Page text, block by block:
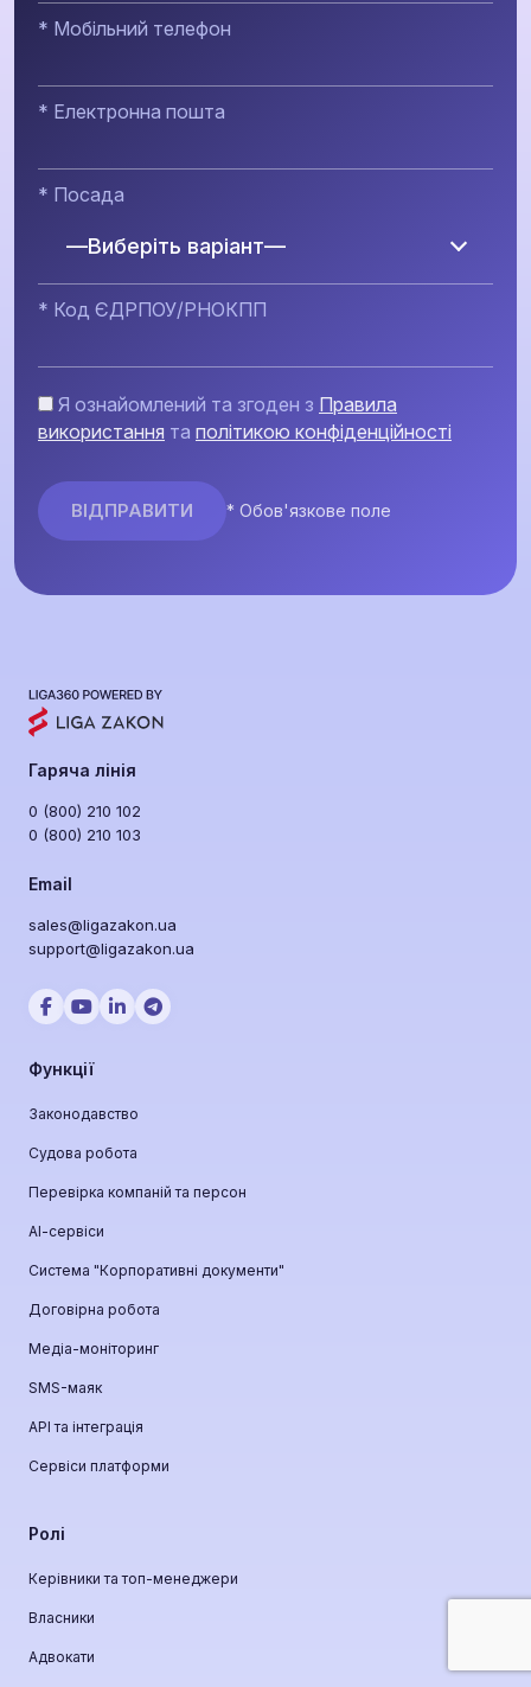
* Мобільний телефон
* Електронна пошта
* Посада
—Виберіть варіант—
* Код ЄДРПОУ/РНОКПП
Я ознайомлений та згоден з Правила
використання та політикою конфіденційності
* Обов'язкове поле
Гаряча лінія
0 (800) 210 102
0 (800) 210 103
Email
sales@ligazakon.ua
support@ligazakon.ua
Функції
Законодавство
Судова робота
Перевірка компаній та персон
АІ-сервіси
Система "Корпоративні документи"
Договірна робота
Медіа-моніторинг
SMS-маяк
API та інтеграція
Сервіси платформи
Ролі
Керівники та топ-менеджери
Власники
Адвокати